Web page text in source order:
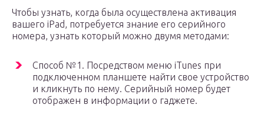
Чтобы узнать, когда была осуществлена активация
вашего iPad, потребуется знание его серийного
номера, узнать который можно двумя методами:
Способ №1. Посредством меню iTunes при
подключенном планшете найти свое устройство
и кликнуть по нему. Серийный номер будет
отображен в информации о гаджете.